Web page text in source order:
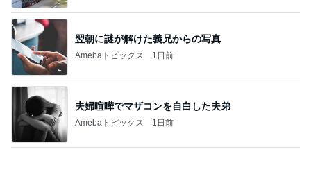
翌朝に謎が解けた義兄からの写真
Amebaトピックス 1日前
夫婦喧嘩でマザコンを自白した夫弟
Amebaトピックス 1日前